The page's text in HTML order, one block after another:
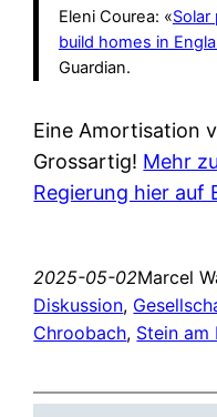
Eleni Courea: «
build homes in
Guardian.
Eine Amortisation
Grossartig! Mehr
Regierung hier auf
2025-05-02Marcel
Diskussion,
Chroobach, Stein am